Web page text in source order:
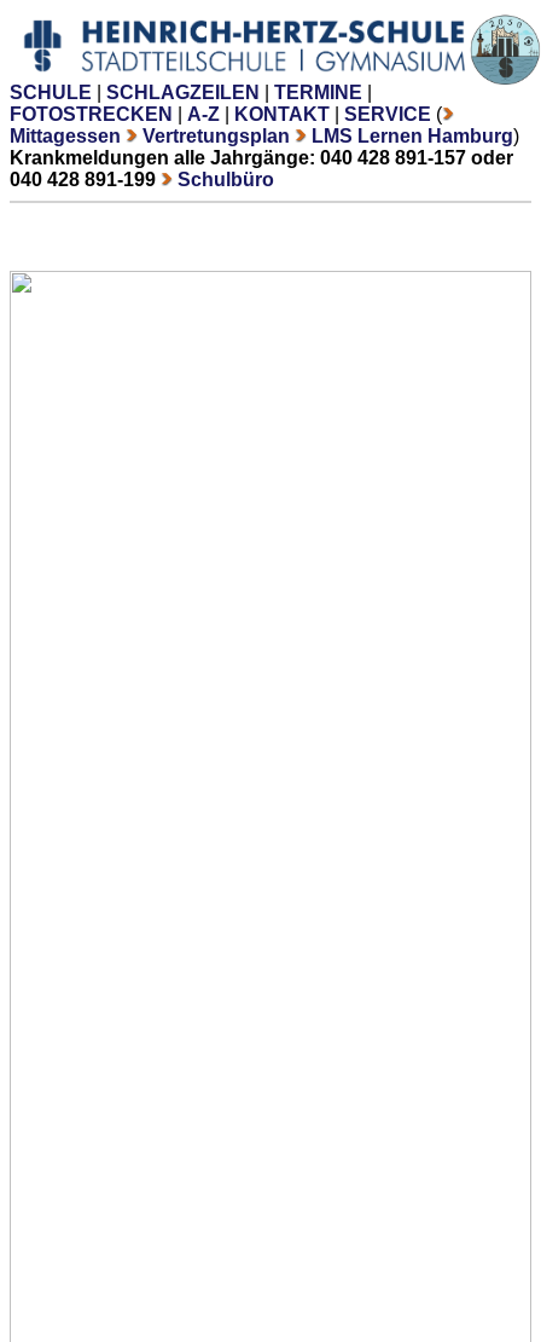
SCHULE SCHLAGZEILEN TERMINE
FOTOSTRECKEN
A-Z KONTAKT SERVICE (
Mittagessen
Vertretungsplan LMS Lernen Hamburg)
Krankmeldungen alle Jahrgänge: 040 428 891-157 oder
040 428 891-199
Schulbüro